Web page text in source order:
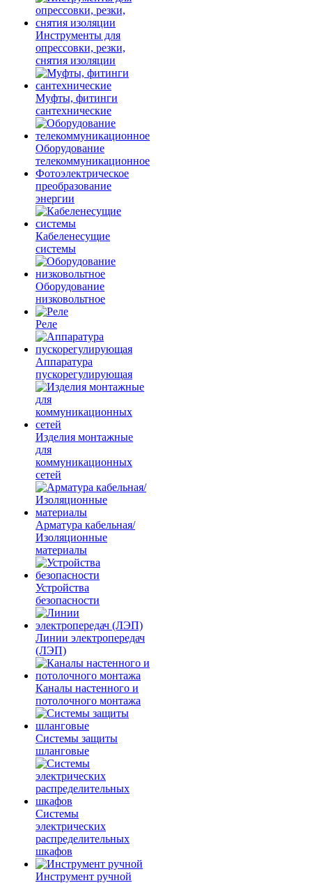
Инструменты для
опрессовки, резки,
снятия изоляции
Муфты, фитинги
сантехнические
Оборудование
телекоммуникационное
Фотоэлектрическое
преобразование
энергии
Кабеленесущие
системы
Оборудование
низковольтное
Реле
Аппаратура
пускорегулирующая
Изделия монтажные
для
коммуникационных
сетей
Арматура кабельная/
Изоляционные
материалы
Устройства
безопасности
Линии электропередач
(ЛЭП)
Каналы настенного и
потолочного монтажа
Системы защиты
шланговые
Системы
электрических
распределительных
шкафов
Инструмент ручной